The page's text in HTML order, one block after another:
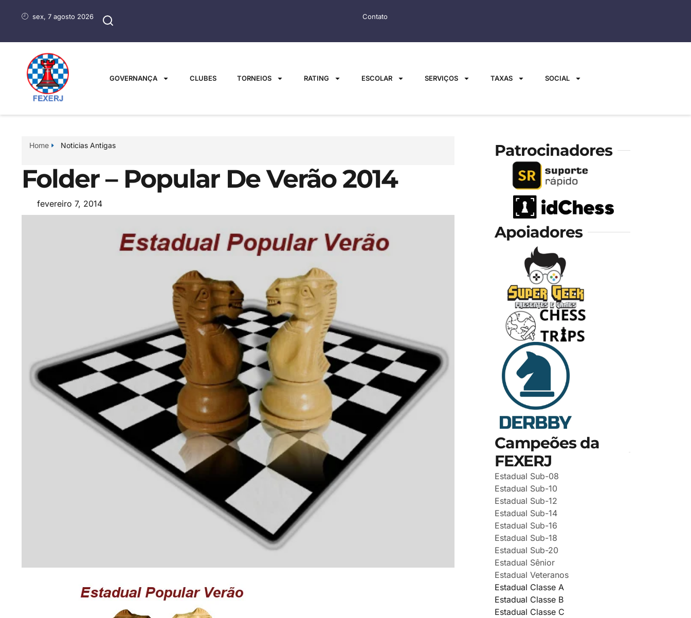
sex, 7 agosto 2026 Contato
GOVERNANÇA CLUBES TORNEIOS RATING ESCOLAR SERVIÇOS TAXAS SOCIAL
Home Noticias Antigas
Folder – Popular De Verão 2014
fevereiro 7, 2014
Patrocinadores
Apoiadores
Campeões da
FEXERJ
Estadual Sub-08
Estadual Sub-10
Estadual Sub-12
Estadual Sub-14
Estadual Sub-16
Estadual Sub-18
Estadual Sub-20
Estadual Sênior
Estadual Veteranos
Estadual Classe A
Estadual Classe B
Estadual Classe C